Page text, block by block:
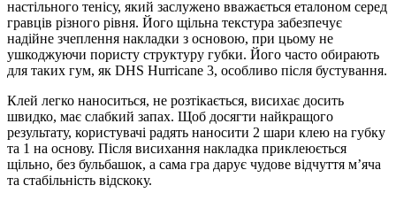
настільного тенісу, який заслужено вважається еталоном серед
гравців різного рівня. Його щільна текстура забезпечує
надійне зчеплення накладки з основою, при цьому не
ушкоджуючи пористу структуру губки. Його часто обирають
для таких гум, як DHS Hurricane 3, особливо після бустування.
Клей легко наноситься, не розтікається, висихає досить
швидко, має слабкий запах. Щоб досягти найкращого
результату, користувачі радять наносити 2 шари клею на губку
та 1 на основу. Після висихання накладка приклеюється
щільно, без бульбашок, а сама гра дарує чудове відчуття м’яча
та стабільність відскоку.